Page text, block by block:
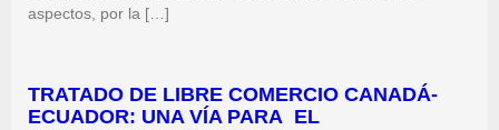
aspectos, por la […]
TRATADO DE LIBRE COMERCIO CANADÁ-
ECUADOR: UNA VÍA PARA EL